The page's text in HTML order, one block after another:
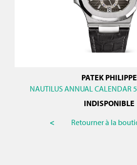
PATEK PHILIPPE
NAUTILUS ANNUAL CALENDAR
INDISPONIBLE
<
Retourner à la